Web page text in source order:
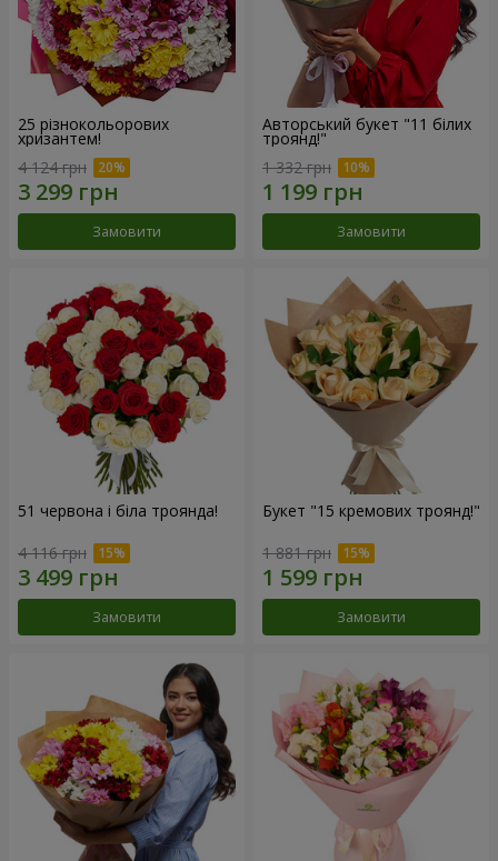
25 різнокольорових
хризантем!
4 124 грн
Замовити
Авторський букет "11 білих
троянд!"
1 332 грн
Замовити
51 червона і біла троянда!
4 116 грн
Замовити
Букет "15 кремових троянд!"
1 881 грн
Замовити